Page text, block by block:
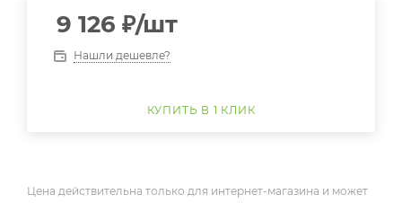
9 126 ₽/шт
Нашли дешевле?
КУПИТЬ В 1 КЛИК
Цена действительна только для интернет-магазина и может